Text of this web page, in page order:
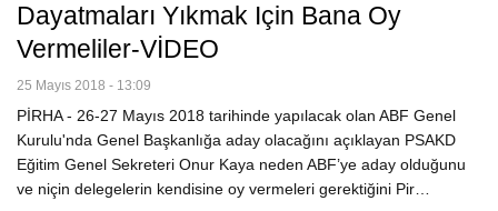
Dayatmaları Yıkmak Için Bana Oy
Vermeliler-VİDEO
25 Mayıs 2018 - 13:09
PİRHA - 26-27 Mayıs 2018 tarihinde yapılacak olan ABF Genel
Kurulu'nda Genel Başkanlığa aday olacağını açıklayan PSAKD
Eğitim Genel Sekreteri Onur Kaya neden ABF’ye aday olduğunu
ve niçin delegelerin kendisine oy vermeleri gerektiğini Pir…